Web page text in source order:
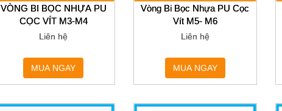
VÒNG BI BỌC NHỰA PU
CỌC VÍT M3-M4
Liên hệ
MUA NGAY
Vòng Bi Bọc Nhựa PU Cọc
Vít M5- M6
Liên hệ
MUA NGAY